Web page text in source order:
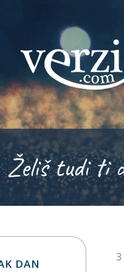
Želiš tudi ti
3
DAN